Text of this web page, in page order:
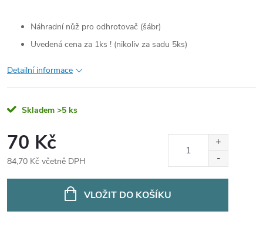
Náhradní nůž pro odhrotovač (šábr)
Uvedená cena za 1ks ! (nikoliv za sadu 5ks)
Detailní informace
Skladem >5 ks
70 Kč
84,70 Kč včetně DPH
VLOŽIT DO KOŠÍKU